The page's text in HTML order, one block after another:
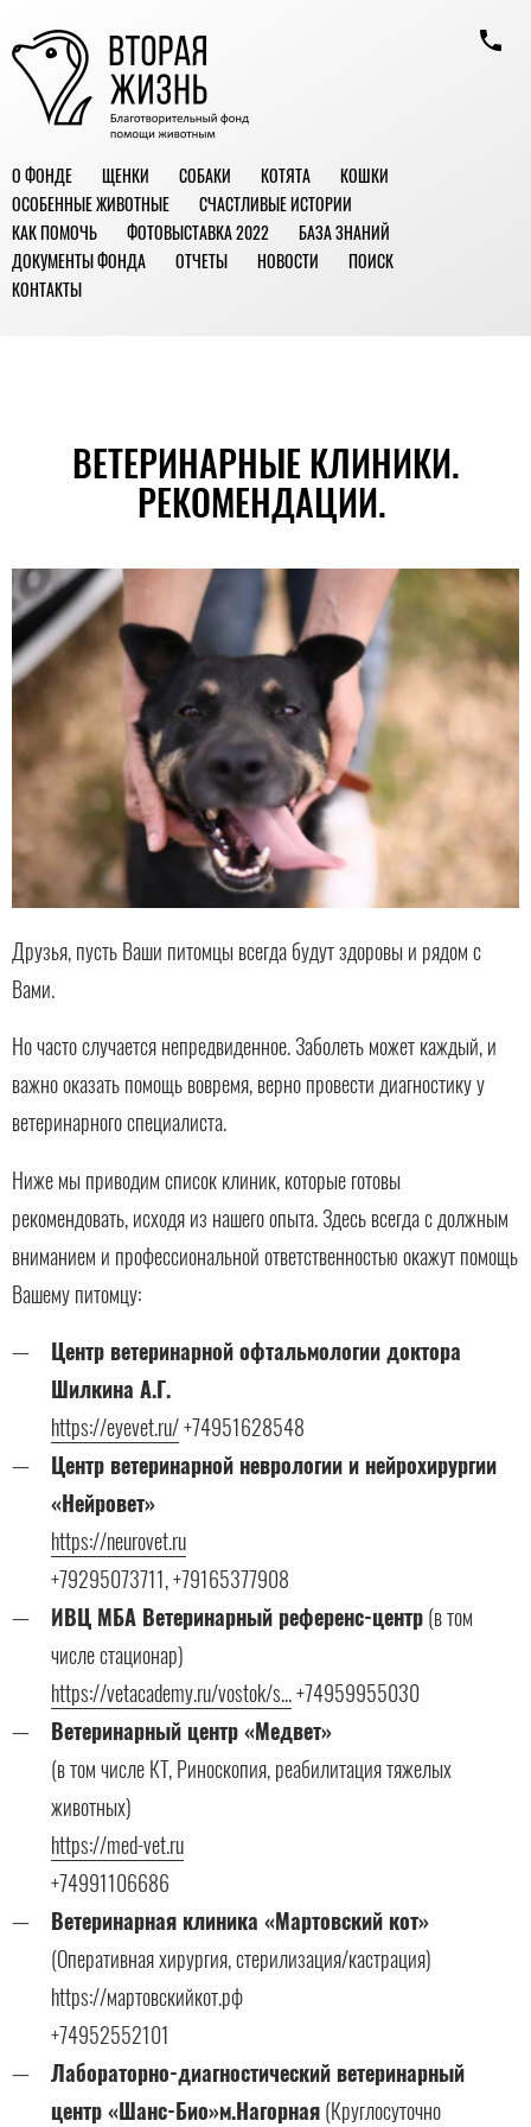
О ФОНДЕ ЩЕНКИ СОБАКИ КОТЯТА
КОШКИ
ОСОБЕННЫЕ ЖИВОТНЫЕ
СЧАСТЛИВЫЕ ИСТОРИИ
КАК ПОМОЧЬ
ФОТОВЫСТАВКА 2022
БАЗА ЗНАНИЙ
ДОКУМЕНТЫ ФОНДА
ОТЧЕТЫ НОВОСТИ
ПОИСК
КОНТАКТЫ
ВЕТЕРИНАРНЫЕ КЛИНИКИ.
РЕКОМЕНДАЦИИ.
Друзья, пусть Ваши питомцы всегда будут здоровы и рядом с
Вами.
Но часто случается непредвиденное. Заболеть может каждый, и
важно оказать помощь вовремя, верно провести диагностику у
ветеринарного специалиста.
Ниже мы приводим список клиник, которые готовы
рекомендовать, исходя из нашего опыта. Здесь всегда с должным
вниманием и профессиональной ответственностью окажут помощь
Вашему питомцу:
Центр ветеринарной офтальмологии доктора
Шилкина А.Г.
https://eyevet.ru/+74951628548
Центр ветеринарной неврологии и нейрохирургии
«Нейровет»
https://neurovet.ru
+79295073711, +79165377908
ИВЦ МБА Ветеринарный референс-центр(в том
числе стационар)
https://vetacademy.ru/vostok/s...+74959955030
Ветеринарный центр «Медвет»
(в том числе КТ, Риноскопия, реабилитация тяжелых
животных)
https://med-vet.ru
+74991106686
Ветеринарная клиника «Мартовский кот»
(Оперативная хирургия, стерилизация/кастрация)
https://мартовскийкот.рф
+74952552101
Лабораторно-диагностический ветеринарный
центр «Шанс-Био»м.Нагорная(Круглосуточно